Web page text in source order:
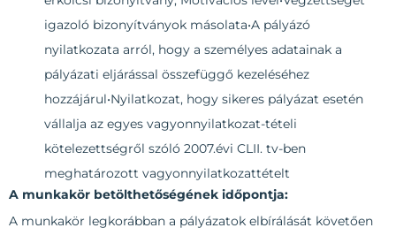
igazoló bizonyítványok másolata•A pályázó
nyilatkozata arról, hogy a személyes adatainak a
pályázati eljárással összefüggő kezeléséhez
hozzájárul•Nyilatkozat, hogy sikeres pályázat esetén
vállalja az egyes vagyonnyilatkozat-tételi
kötelezettségről szóló 2007.évi CLII. tv-ben
meghatározott vagyonnyilatkozattételt
A munkakör betölthetőségének időpontja:
A munkakör legkorábban a pályázatok elbírálását követően